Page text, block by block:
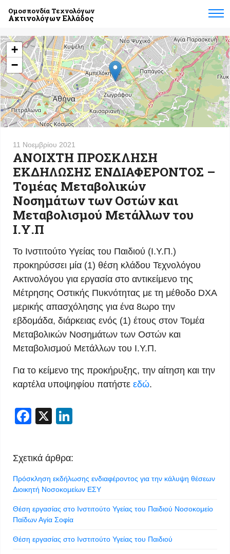
Ομοσπονδία Τεχνολόγων
Ακτινολόγων Ελλάδος
+
−
11 Νοεμβρίου 2021
ΑΝΟΙΧΤΗ ΠΡΟΣΚΛΗΣΗ
ΕΚΔΗΛΩΣΗΣ ΕΝΔΙΑΦΕΡΟΝΤΟΣ –
Τομέας Μεταβολικών
Νοσημάτων των Οστών και
Μεταβολισμού Μετάλλων του
Ι.Υ.Π
Το Ινστιτούτο Υγείας του Παιδιού (Ι.Υ.Π.)
προκηρύσσει μία (1) θέση κλάδου Τεχνολόγου
Ακτινολόγου για εργασία στο αντικείμενο της
Μέτρησης Οστικής Πυκνότητας με τη μέθοδο DXA
μερικής απασχόλησης για ένα 8ωρο την
εβδομάδα, διάρκειας ενός (1) έτους στον Τομέα
Μεταβολικών Νοσημάτων των Οστών και
Μεταβολισμού Μετάλλων του Ι.Υ.Π.
Για το κείμενο της προκήρυξης, την αίτηση και την
καρτέλα υποψηφίου πατήστε εδώ.
Facebook
X
Σχετικά άρθρα:
Πρόσκληση εκδήλωσης ενδιαφέροντος για την κάλυψη θέσεων
Διοικητή Νοσοκομείων ΕΣΥ
Θέση εργασίας στο Ινστιτούτο Υγείας του Παιδιού Νοσοκομείο
Παίδων Αγία Σοφία
Θέση εργασίας στο Ινστιτούτο Υγείας του Παιδιού